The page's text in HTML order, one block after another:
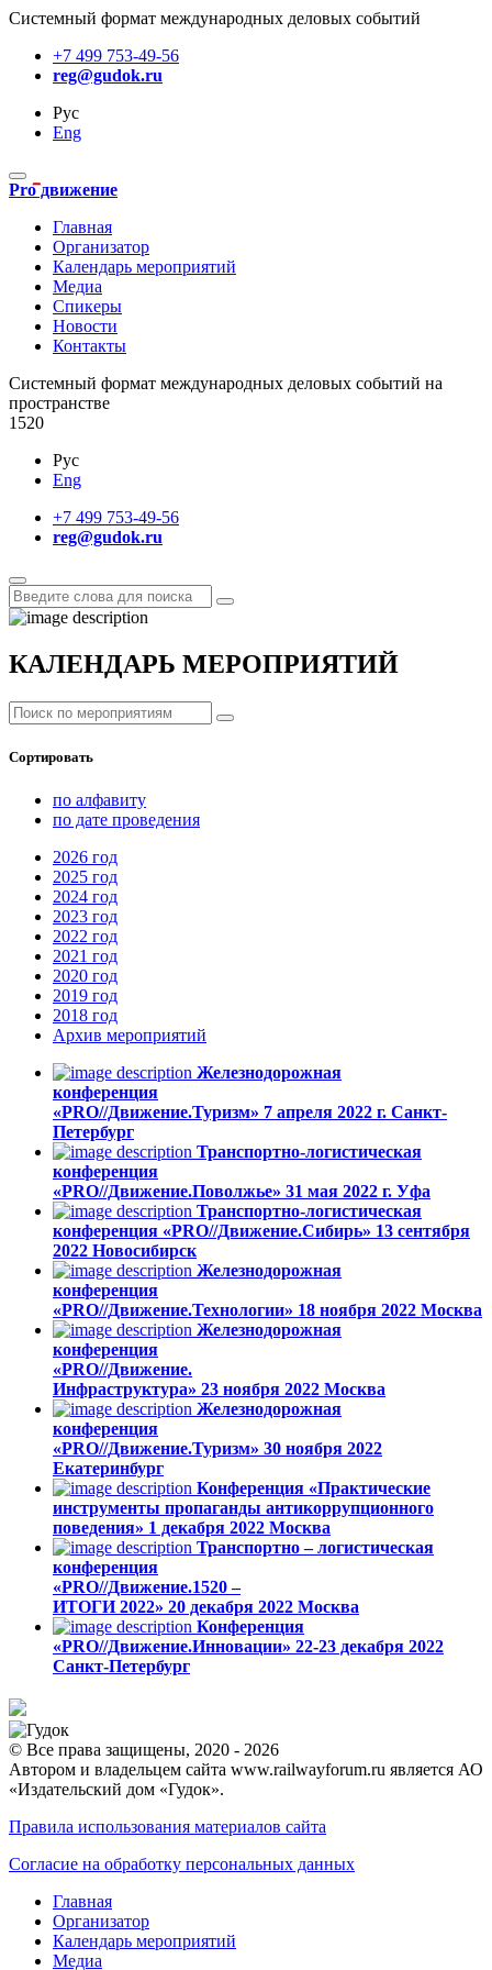
Системный формат международных деловых событий
+7 499 753-49-56
reg@gudok.ru
Рус
Eng
Pro движение
Главная
Организатор
Календарь мероприятий
Медиа
Спикеры
Новости
Контакты
Cистемный формат международных деловых событий на
пространстве
1520
Рус
Eng
+7 499 753-49-56
reg@gudok.ru
КАЛЕНДАРЬ МЕРОПРИЯТИЙ
Сортировать
по алфавиту
по дате проведения
2026 год
2025 год
2024 год
2023 год
2022 год
2021 год
2020 год
2019 год
2018 год
Архив мероприятий
Железнодорожная
конференция
«PRO//Движение.Туризм» 7 апреля 2022 г. Санкт-
Петербург
Транспортно-логистическая
конференция
«PRO//Движение.Поволжье» 31 мая 2022 г. Уфа
Транспортно-логистическая
конференция «PRO//Движение.Сибирь» 13 cентября
2022 Новосибирск
Железнодорожная
конференция
«PRO//Движение.Технологии» 18 ноября 2022 Москва
Железнодорожная
конференция
«PRO//Движение.
Инфраструктура» 23 ноября 2022 Москва
Железнодорожная
конференция
«PRO//Движение.Туризм» 30 ноября 2022
Екатеринбург
Конференция «Практические
инструменты пропаганды антикоррупционного
поведения» 1 декабря 2022 Москва
Транспортно – логистическая
конференция
«PRO//Движение.1520 –
ИТОГИ 2022» 20 декабря 2022 Москва
Конференция
«PRO//Движение.Инновации» 22-23 декабря 2022
Санкт-Петербург
© Все права защищены, 2020 - 2026
Автором и владельцем сайта www.railwayforum.ru является АО
«Издательский дом «Гудок».
Правила использования материалов сайта
Согласие на обработку персональных данных
Главная
Организатор
Календарь мероприятий
Медиа